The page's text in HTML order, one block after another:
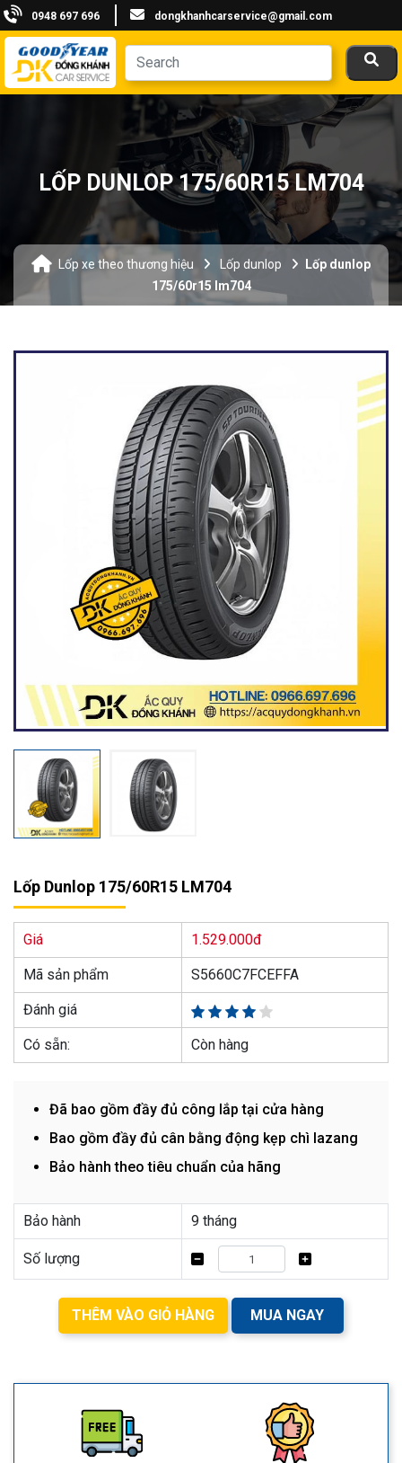
0948 697 696 dongkhanhcarservice@gmail.com
LỐP DUNLOP 175/60R15 LM704
Lốp xe theo thương hiệu Lốp dunlop
Lốp dunlop
175/60r15 lm704
Lốp Dunlop 175/60R15 LM704
Giá 1.529.000đ
Mã sản phẩm S5660C7FCEFFA
Đánh giá
Có sẵn: Còn hàng
Đã bao gồm đầy đủ công lắp tại cửa hàng
Bao gồm đầy đủ cân bằng động kẹp chì lazang
Bảo hành theo tiêu chuẩn của hãng
Bảo hành 9 tháng
Số lượng
THÊM VÀO GIỎ HÀNG MUA NGAY